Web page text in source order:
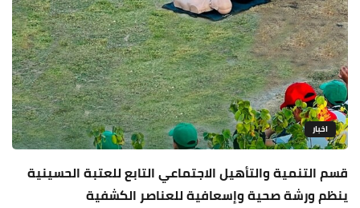
اخبار
قسم التنمية والتأهيل الاجتماعي التابع للعتبة الحسينية
ينظم ورشة صحية وإسعافية للعناصر الكشفية